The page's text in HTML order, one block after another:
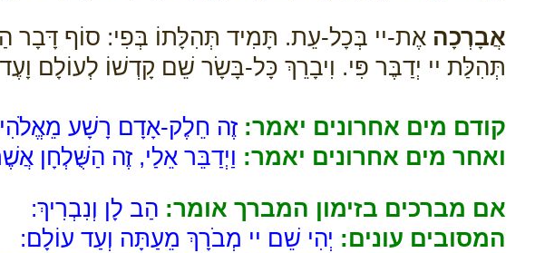
אֲבָרְכָה אֶת-יי בְּכָל-עֵת. תָּמִיד תְּהִלָּתוֹ בְּפִי: סוֹף דָּבָר
תְּהִלַּת יי יְדַבֶּר פִּי. וִיבָרֵךְ כָּל-בָּשָׂר שֵׁם קָדְשׁוֹ לְעוֹלָם
קודם מים אחרונים יאמר: זֶה חֵלֶק-אָדָם רָשָׁע
ואחר מים אחרונים יאמר: וַיְדַבֵּר אֵלַי, זֶה הַשֻּׁלְחָן
אם מברכים בזימון המברך אומר: הַב לָן וְנִבְרִיךְ:
המסובים עונים: יְהִי שֵׁם יי מְבֹרָךְ מֵעַתָּה וְעַד עוֹלָם: